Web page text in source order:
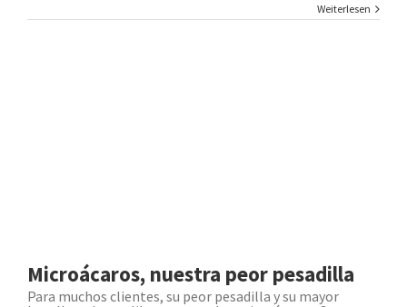
Weiterlesen
Microácaros, nuestra peor pesadilla
Para muchos clientes, su peor pesadilla y su mayor